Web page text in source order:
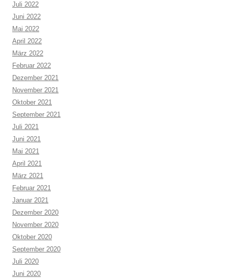
Juli 2022
Juni 2022
Mai 2022
April 2022
März 2022
Februar 2022
Dezember 2021
November 2021
Oktober 2021
September 2021
Juli 2021
Juni 2021
Mai 2021
April 2021
März 2021
Februar 2021
Januar 2021
Dezember 2020
November 2020
Oktober 2020
September 2020
Juli 2020
Juni 2020